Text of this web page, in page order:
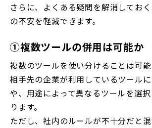
さらに、よくある疑問を解消してお
の不安を軽減できます。
①複数ツールの併用は可能か
複数のツールを使い分けることは可能
相手先の企業が利用しているツール
や、用途によって異なるツールを選
ります。
ただし、社内のルールが不十分だと